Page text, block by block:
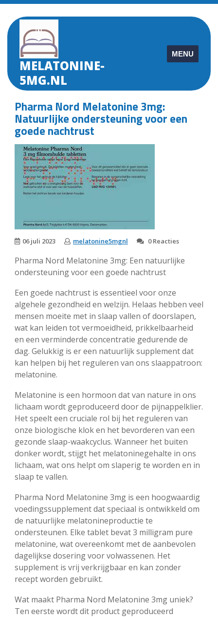
Skip
content
MELATONINE-
5MG.NL
MENU
Pharma Nord Melatonine 3mg:
Natuurlijke ondersteuning voor een
goede nachtrust
06 juli 2023 melatonine5mgnl 0 Reacties
Pharma Nord Melatonine 3mg: Een natuurlijke
ondersteuning voor een goede nachtrust
Een goede nachtrust is essentieel voor onze
algehele gezondheid en welzijn. Helaas hebben veel
mensen moeite met in slaap vallen of doorslapen,
wat kan leiden tot vermoeidheid, prikkelbaarheid
en een verminderde concentratie gedurende de
dag. Gelukkig is er een natuurlijk supplement dat
kan helpen bij het reguleren van ons slaappatroon:
melatonine.
Melatonine is een hormoon dat van nature in ons
lichaam wordt geproduceerd door de pijnappelklier.
Het speelt een cruciale rol bij het reguleren van
onze biologische klok en het bevorderen van een
gezonde slaap-waakcyclus. Wanneer het buiten
donker wordt, stijgt het melatoninegehalte in ons
lichaam, wat ons helpt om slaperig te worden en in
slaap te vallen.
Pharma Nord Melatonine 3mg is een hoogwaardig
voedingssupplement dat speciaal is ontwikkeld om
de natuurlijke melatonineproductie te
ondersteunen. Elke tablet bevat 3 milligram pure
melatonine, wat overeenkomt met de aanbevolen
dagelijkse dosering voor volwassenen. Het
supplement is vrij verkrijgbaar en kan zonder
recept worden gebruikt.
Wat maakt Pharma Nord Melatonine 3mg uniek?
Ten eerste wordt dit product geproduceerd